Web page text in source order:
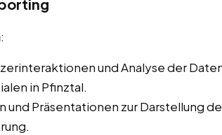
:
und Analyse der
in Pfinztal.
und Präsentationen zur Darstellung